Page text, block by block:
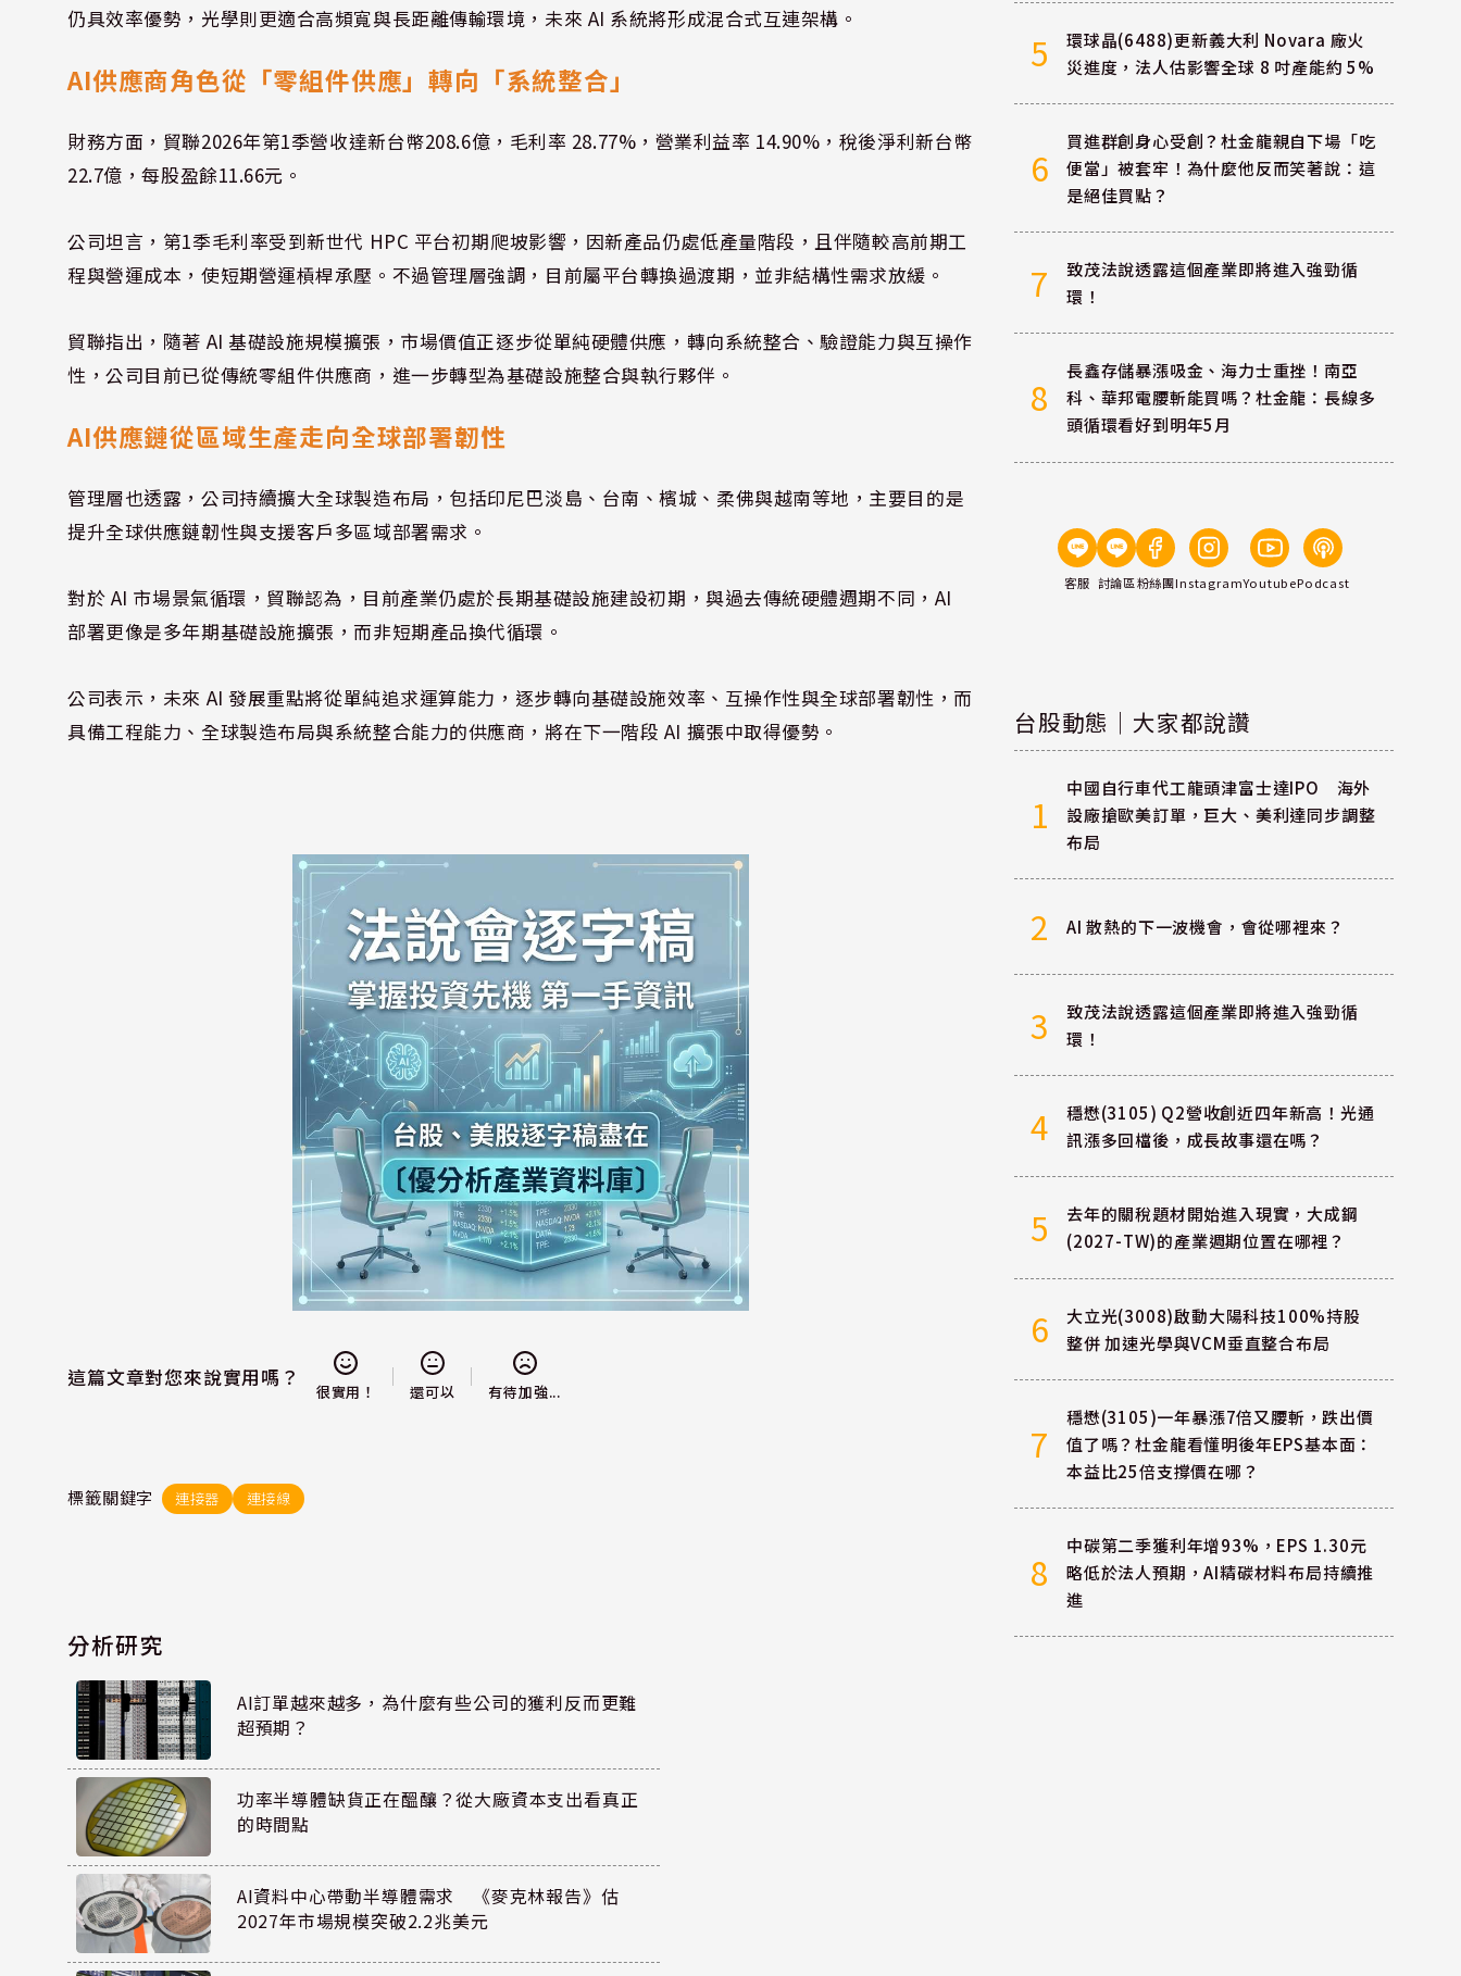
仍具效率優勢，光學則更適合高頻寬與長距離傳輸環境，未來 AI 系統將形成混合式互連架構。
AI供應商角色從「零組件供應」轉向「系統整合」
財務方面，貿聯2026年第1季營收達新台幣208.6億，毛利率 28.77%，營業利益率 14.90%，稅後淨利新台幣
22.7億，每股盈餘11.66元。
公司坦言，第1季毛利率受到新世代 HPC 平台初期爬坡影響，因新產品仍處低產量階段，且伴隨較高前期工
程與營運成本，使短期營運槓桿承壓。不過管理層強調，目前屬平台轉換過渡期，並非結構性需求放緩。
貿聯指出，隨著 AI 基礎設施規模擴張，市場價值正逐步從單純硬體供應，轉向系統整合、驗證能力與互操作
性，公司目前已從傳統零組件供應商，進一步轉型為基礎設施整合與執行夥伴。
AI供應鏈從區域生產走向全球部署韌性
管理層也透露，公司持續擴大全球製造布局，包括印尼巴淡島、台南、檳城、柔佛與越南等地，主要目的是
提升全球供應鏈韌性與支援客戶多區域部署需求。
對於 AI 市場景氣循環，貿聯認為，目前產業仍處於長期基礎設施建設初期，與過去傳統硬體週期不同，AI
部署更像是多年期基礎設施擴張，而非短期產品換代循環。
公司表示，未來 AI 發展重點將從單純追求運算能力，逐步轉向基礎設施效率、互操作性與全球部署韌性，而
具備工程能力、全球製造布局與系統整合能力的供應商，將在下一階段 AI 擴張中取得優勢。
這篇文章對您來說實用嗎？
很實用！ 還可以 有待加強...
標籤關鍵字 連接器 連接線
分析研究
AI訂單越來越多，為什麼有些公司的獲利反而更難
超預期？
功率半導體缺貨正在醞釀？從大廠資本支出看真正
的時間點
AI資料中心帶動半導體需求 《麥克林報告》估
2027年市場規模突破2.2兆美元
5
環球晶(6488)更新義大利 Novara 廠火
災進度，法人估影響全球 8 吋產能約 5%
6
買進群創身心受創？杜金龍親自下場「吃
便當」被套牢！為什麼他反而笑著說：這
是絕佳買點？
7
致茂法說透露這個產業即將進入強勁循
環！
8
長鑫存儲暴漲吸金、海力士重挫！南亞
科、華邦電腰斬能買嗎？杜金龍：長線多
頭循環看好到明年5月
客服 討論區粉絲團InstagramYoutubePodcast
台股動態｜大家都說讚
1
中國自行車代工龍頭津富士達IPO 海外
設廠搶歐美訂單，巨大、美利達同步調整
布局
2 AI 散熱的下一波機會，會從哪裡來？
3
致茂法說透露這個產業即將進入強勁循
環！
4
穩懋(3105) Q2營收創近四年新高！光通
訊漲多回檔後，成長故事還在嗎？
5
去年的關稅題材開始進入現實，大成鋼
(2027-TW)的產業週期位置在哪裡？
6
大立光(3008)啟動大陽科技100%持股
整併 加速光學與VCM垂直整合布局
7
穩懋(3105)一年暴漲7倍又腰斬，跌出價
值了嗎？杜金龍看懂明後年EPS基本面：
本益比25倍支撐價在哪？
8
中碳第二季獲利年增93%，EPS 1.30元
略低於法人預期，AI精碳材料布局持續推
進